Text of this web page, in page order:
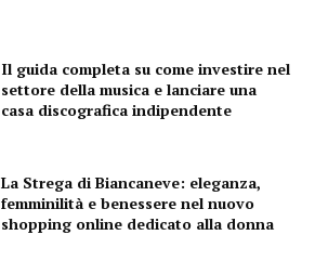
Il guida completa su come investire nel
settore della musica e lanciare una
casa discografica indipendente
La Strega di Biancaneve: eleganza,
femminilità e benessere nel nuovo
shopping online dedicato alla donna